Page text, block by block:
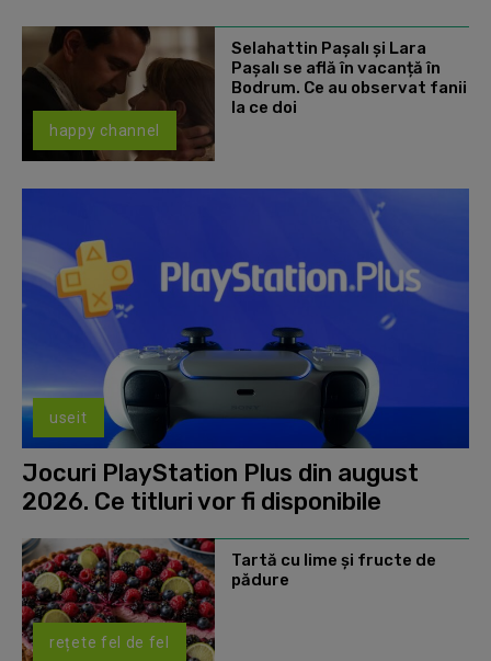
happy channel
Selahattin Paşalı și Lara
Paşalı se află în vacanță în
Bodrum. Ce au observat fanii
la ce doi
useit
Jocuri PlayStation Plus din august
2026. Ce titluri vor fi disponibile
rețete fel de fel
Tartă cu lime și fructe de
pădure